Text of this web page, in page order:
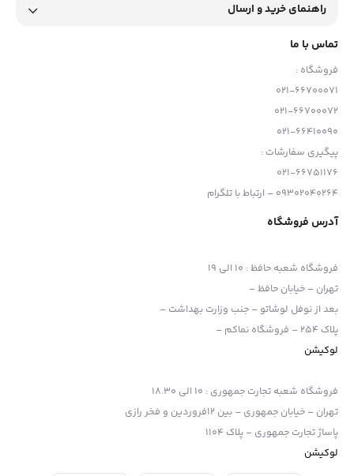
راهنمای خرید و ارسال
تماس با ما
فروشگاه :
021-66700071
021-66700072
021-66410090
پیگیری سفارشات :
021-66751176
09302040264 – ارتباط با تلگرام
آدرس فروشگاه
فروشگاه شعبه حافظ: 10 الی 19
تهران – خیابان حافظ –
بعد از نوفل لوشاتو – جنب وزارت بهداشت –
پلاک 254 – فروشگاه نماکم –
لوکیشن
فروشگاه شعبه تجارت جمهوری : 10 الی 18.30
تهران – خیابان جمهوری – بین 12فروردین و فخر رازی
پاساژ تجارت جمهوری – پلاک 1104
لوکیشن